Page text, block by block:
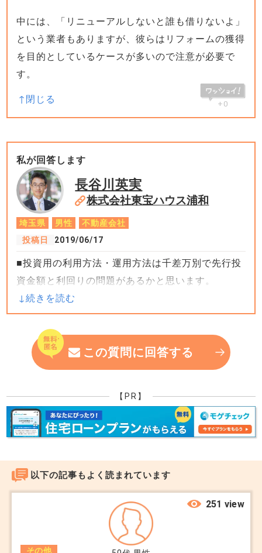
中には、「リニューアルしないと誰も借りないよ」
という業者もありますが、彼らはリフォームの獲得
を目的としているケースが多いので注意が必要で
す。
+0
私が回答します
長谷川英実
株式会社東宝ハウス浦和
埼玉県 男性
不動産会社
投稿日
2019/06/17
■投資用の利用方法・運用方法は千差万別で先行投
資金額と利回りの問題があるかと思います。
■まずは、現況の資産性・リスクなどの状況把握。
先行投資金額の見立て。駐車場視した場合の見立て
など。の状況把握をおススメいたします。
この質問に回答する
【PR】
以下の記事もよく読まれています
その他
251 view